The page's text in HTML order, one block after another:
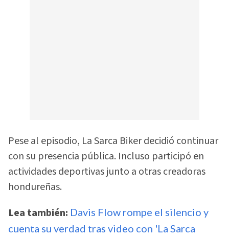
Pese al episodio, La Sarca Biker decidió continuar
con su presencia pública. Incluso participó en
actividades deportivas junto a otras creadoras
hondureñas.
Lea también: Davis Flow rompe el silencio y
cuenta su verdad tras video con 'La Sarca